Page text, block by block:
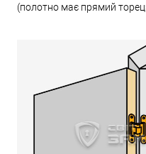
(полотно має прямий